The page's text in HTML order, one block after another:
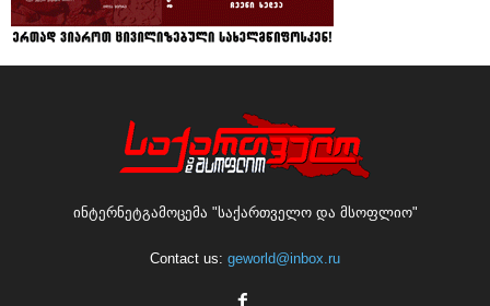
ინტერნეტგამოცემა "საქართველო და მსოფლიო"
Contact us: geworld@inbox.ru